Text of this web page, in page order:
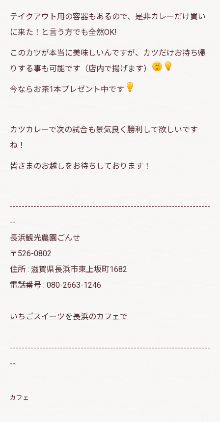
テイクアウト用の容器もあるので、是非カレーだけ買い
に来た！と言う方でも全然OK!
このカツが本当に美味しいんですが、カツだけお持ち帰
りする事も可能です（店内で揚げます）
今ならお茶1本プレゼント中です
カツカレーで次の試合も景気良く勝利して欲しいです
ね！
皆さまのお越しをお待ちしております！
--------------------------------------------------------------------
--
長浜観光農園ごんせ
〒526-0802
住所 : 滋賀県長浜市東上坂町1682
電話番号 : 080-2663-1246
いちごスイーツを長浜のカフェで
--------------------------------------------------------------------
--
カフェ